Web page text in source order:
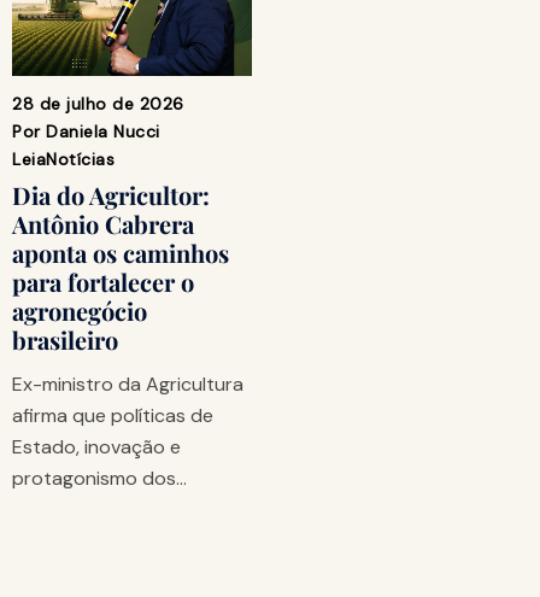
28 de julho de 2026
Por Daniela Nucci
LeiaNotícias
Dia do Agricultor:
Antônio Cabrera
aponta os caminhos
para fortalecer o
agronegócio
brasileiro
Ex-ministro da Agricultura
afirma que políticas de
Estado, inovação e
protagonismo dos…